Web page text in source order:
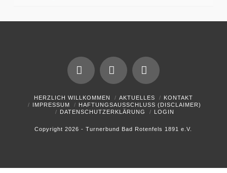
FacebookYouTubeInstagram
HERZLICH WILLKOMMEN AKTUELLES
KONTAKT
IMPRESSUM
HAFTUNGSAUSSCHLUSS (DISCLAIMER)
DATENSCHUTZERKLÄRUNG
LOGIN
Copyright 2026 - Turnerbund Bad Rotenfels 1891 e.V.